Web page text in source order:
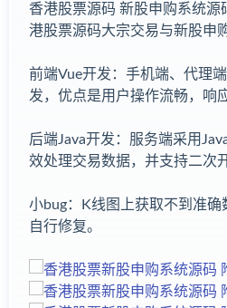
有疑问？请点击复制链接咨询！
香港股票源码 新股申购系统源
港股票源码大宗交易与新股申
前端Vue开发：手机端、代理
发，优点是用户操作流畅，响
后端Java开发：服务端采用
效处理交易数据，并支持二次
小bug：K线图上获取不到准确
自行修复。